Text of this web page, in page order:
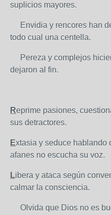
suplicios mayores.
Envidia y rencores han
todo cual una centella.
Pereza y complejos
dejaron al fin.
Reprime pasiones,
sus detractores.
Extasia y seduce hablando
afanes no escucha su voz.
Libera y ataca según
calmar la consciencia.
Olvida que Dios no es